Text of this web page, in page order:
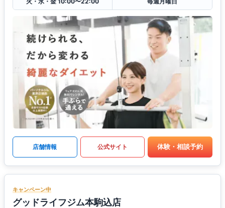
店舗情報 公式サイト 体験・相談予約
キャンペーン中
グッドライフジム本駒込店